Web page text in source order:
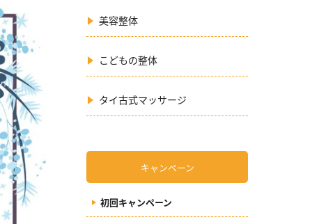
美容整体
こどもの整体
タイ古式マッサージ
キャンペーン
初回キャンペーン